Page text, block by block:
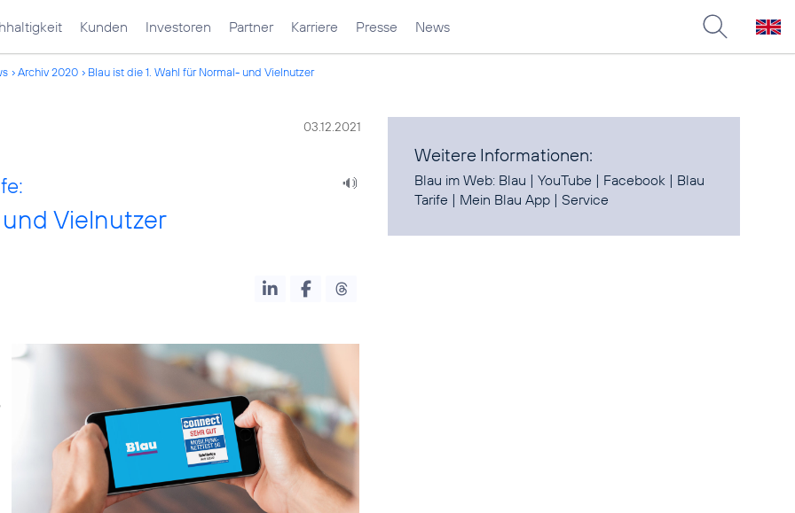
Kunden Investoren Partner Karriere Presse News
Archiv 2020 Blau ist die 1. Wahl für Normal- und Vielnutzer
03.12.2021
Vielnutzer
Weitere Informationen:
Blau im Web: Blau |YouTube | Facebook | Blau
Tarife | Mein Blau App |Service